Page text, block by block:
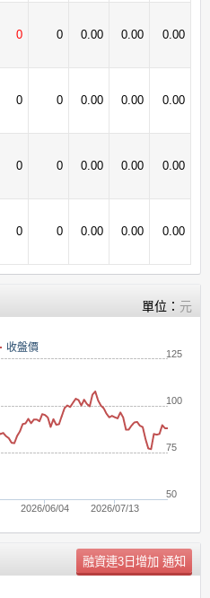
0 0 0.00 0.00 0.00
0 0 0.00 0.00 0.00
0 0 0.00 0.00 0.00
0 0 0.00 0.00 0.00
單位： 元
收盤價
2026/06/04 2026/07/13
100
50
75
125
單位：張